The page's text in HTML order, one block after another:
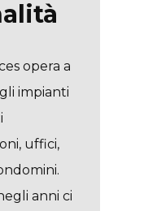
opera a
impianti
uffici,
anni ci